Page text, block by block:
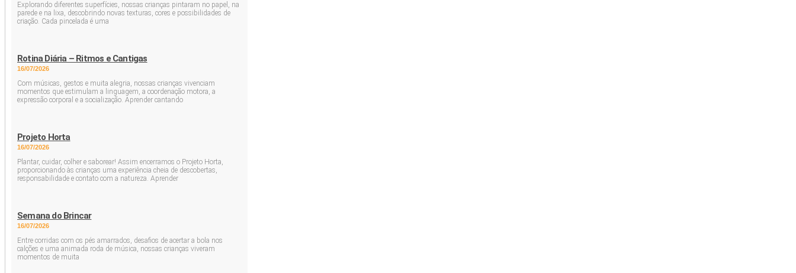
Explorando diferentes superfícies, nossas crianças pintaram no papel, na
parede e na lixa, descobrindo novas texturas, cores e possibilidades de
criação. Cada pincelada é uma
Rotina Diária – Ritmos e Cantigas
16/07/2026
Com músicas, gestos e muita alegria, nossas crianças vivenciam
momentos que estimulam a linguagem, a coordenação motora, a
expressão corporal e a socialização. Aprender cantando
Projeto Horta
16/07/2026
Plantar, cuidar, colher e saborear! Assim encerramos o Projeto Horta,
proporcionando às crianças uma experiência cheia de descobertas,
responsabilidade e contato com a natureza. Aprender
Semana do Brincar
16/07/2026
Entre corridas com os pés amarrados, desafios de acertar a bola nos
calções e uma animada roda de música, nossas crianças viveram
momentos de muita